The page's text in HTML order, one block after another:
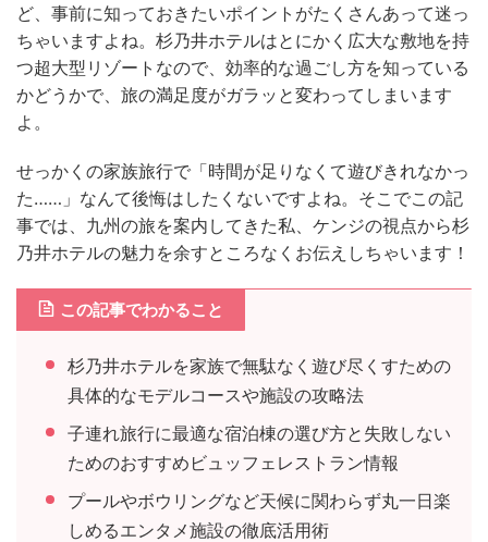
ど、事前に知っておきたいポイントがたくさんあって迷っ
ちゃいますよね。杉乃井ホテルはとにかく広大な敷地を持
つ超大型リゾートなので、効率的な過ごし方を知っている
かどうかで、旅の満足度がガラッと変わってしまいます
よ。
せっかくの家族旅行で「時間が足りなくて遊びきれなかっ
た……」なんて後悔はしたくないですよね。そこでこの記
事では、九州の旅を案内してきた私、ケンジの視点から杉
乃井ホテルの魅力を余すところなくお伝えしちゃいます！
この記事でわかること
杉乃井ホテルを家族で無駄なく遊び尽くすための
具体的なモデルコースや施設の攻略法
子連れ旅行に最適な宿泊棟の選び方と失敗しない
ためのおすすめビュッフェレストラン情報
プールやボウリングなど天候に関わらず丸一日楽
しめるエンタメ施設の徹底活用術